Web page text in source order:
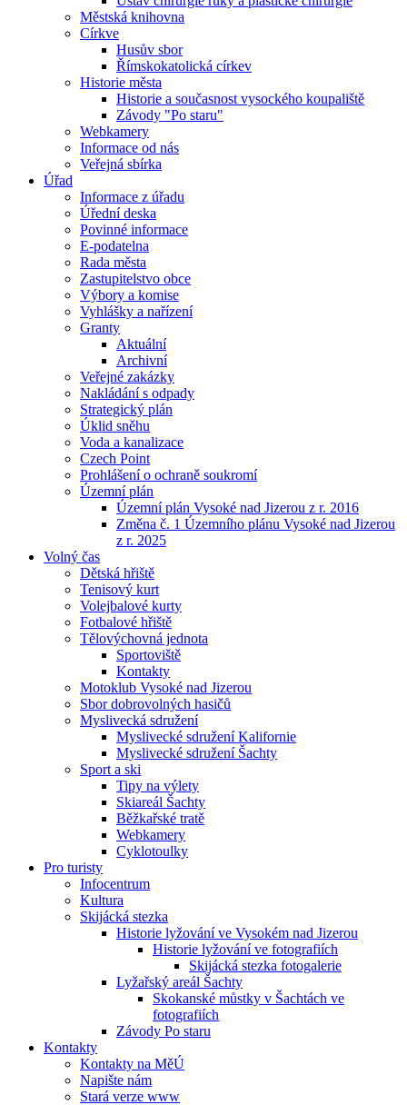
Městská knihovna
Církve
Husův sbor
Římskokatolická církev
Historie města
Historie a současnost vysockého koupaliště
Závody "Po staru"
Webkamery
Informace od nás
Veřejná sbírka
Úřad
Informace z úřadu
Úřední deska
Povinné informace
E-podatelna
Rada města
Zastupitelstvo obce
Výbory a komise
Vyhlášky a nařízení
Granty
Aktuální
Archivní
Veřejné zakázky
Nakládání s odpady
Strategický plán
Úklid sněhu
Voda a kanalizace
Czech Point
Prohlášení o ochraně soukromí
Územní plán
Územní plán Vysoké nad Jizerou z r. 2016
Změna č. 1 Územního plánu Vysoké nad Jizerou
z r. 2025
Volný čas
Dětská hřiště
Tenisový kurt
Volejbalové kurty
Fotbalové hřiště
Tělovýchovná jednota
Sportoviště
Kontakty
Motoklub Vysoké nad Jizerou
Sbor dobrovolných hasičů
Myslivecká sdružení
Myslivecké sdružení Kalifornie
Myslivecké sdružení Šachty
Sport a ski
Tipy na výlety
Skiareál Šachty
Běžkařské tratě
Webkamery
Cyklotoulky
Pro turisty
Infocentrum
Kultura
Skijácká stezka
Historie lyžování ve Vysokém nad Jizerou
Historie lyžování ve fotografiích
Skijácká stezka fotogalerie
Lyžařský areál Šachty
Skokanské můstky v Šachtách ve
fotografiích
Závody Po staru
Kontakty
Kontakty na MěÚ
Napište nám
Stará verze www